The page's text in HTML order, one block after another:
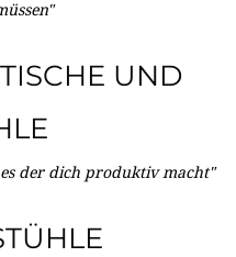
UND
der dich produktiv macht"